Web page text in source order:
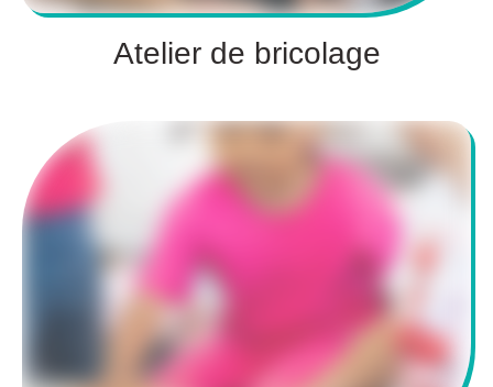
Atelier de bricolage